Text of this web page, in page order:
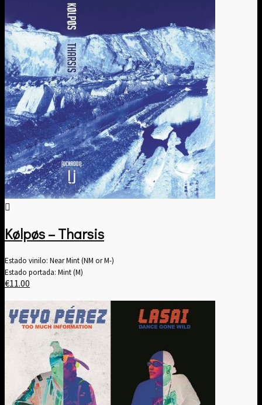
Kølpøs – Tharsis
Estado vinilo: Near Mint (NM or M-)
Estado portada: Mint (M)
€11.00